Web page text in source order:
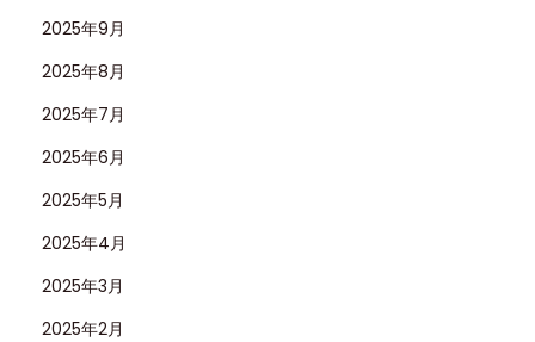
2025年9月
2025年8月
2025年7月
2025年6月
2025年5月
2025年4月
2025年3月
2025年2月